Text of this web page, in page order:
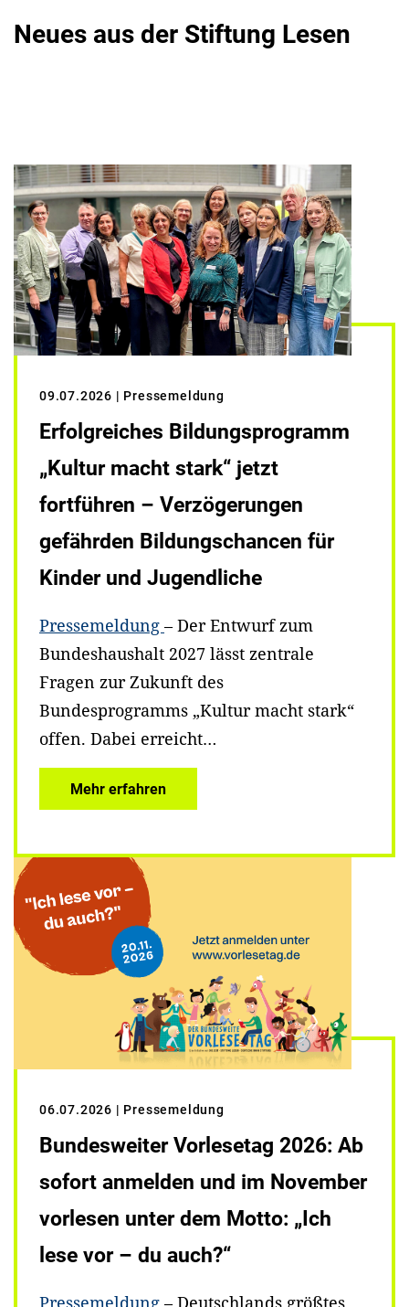
Neues aus der Stiftung Lesen
09.07.2026 | Pressemeldung
Erfolgreiches Bildungsprogramm
„Kultur macht stark“ jetzt
fortführen – Verzögerungen
gefährden Bildungschancen für
Kinder und Jugendliche
Pressemeldung– Der Entwurf zum
Bundeshaushalt 2027 lässt zentrale
Fragen zur Zukunft des
Bundesprogramms „Kultur macht stark“
offen. Dabei erreicht…
Mehr erfahren
06.07.2026 | Pressemeldung
Bundesweiter Vorlesetag 2026: Ab
sofort anmelden und im November
vorlesen unter dem Motto: „Ich
lese vor – du auch?“
Pressemeldung– Deutschlands größtes